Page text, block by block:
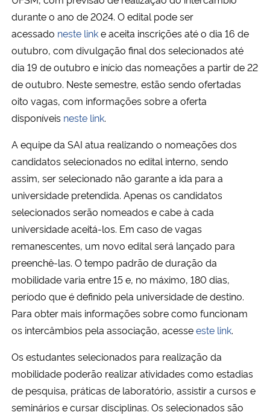
Secretaria de Governo
Gabinete de Segurança Institucional
Banco Central do Brasil
Planalto
durante o ano de 2024. O edital pode ser
acessado neste linke aceita inscrições até o dia 16 de
outubro, com divulgação final dos selecionados até
dia 19 de outubro e início das nomeações a partir de 22
de outubro. Neste semestre, estão sendo ofertadas
oito vagas, com informações sobre a oferta
disponíveis neste link.
A equipe da SAI atua realizando o nomeações dos
candidatos selecionados no edital interno, sendo
assim, ser selecionado não garante a ida para a
universidade pretendida. Apenas os candidatos
selecionados serão nomeados e cabe à cada
universidade aceitá-los. Em caso de vagas
remanescentes, um novo edital será lançado para
preenchê-las. O tempo padrão de duração da
mobilidade varia entre 15 e, no máximo, 180 dias,
período que é definido pela universidade de destino.
Para obter mais informações sobre como funcionam
os intercâmbios pela associação, acesseeste link.
Os estudantes selecionados para realização da
mobilidade poderão realizar atividades como estadias
de pesquisa, práticas de laboratório, assistir a cursos e
seminários e cursar disciplinas. Os selecionados são